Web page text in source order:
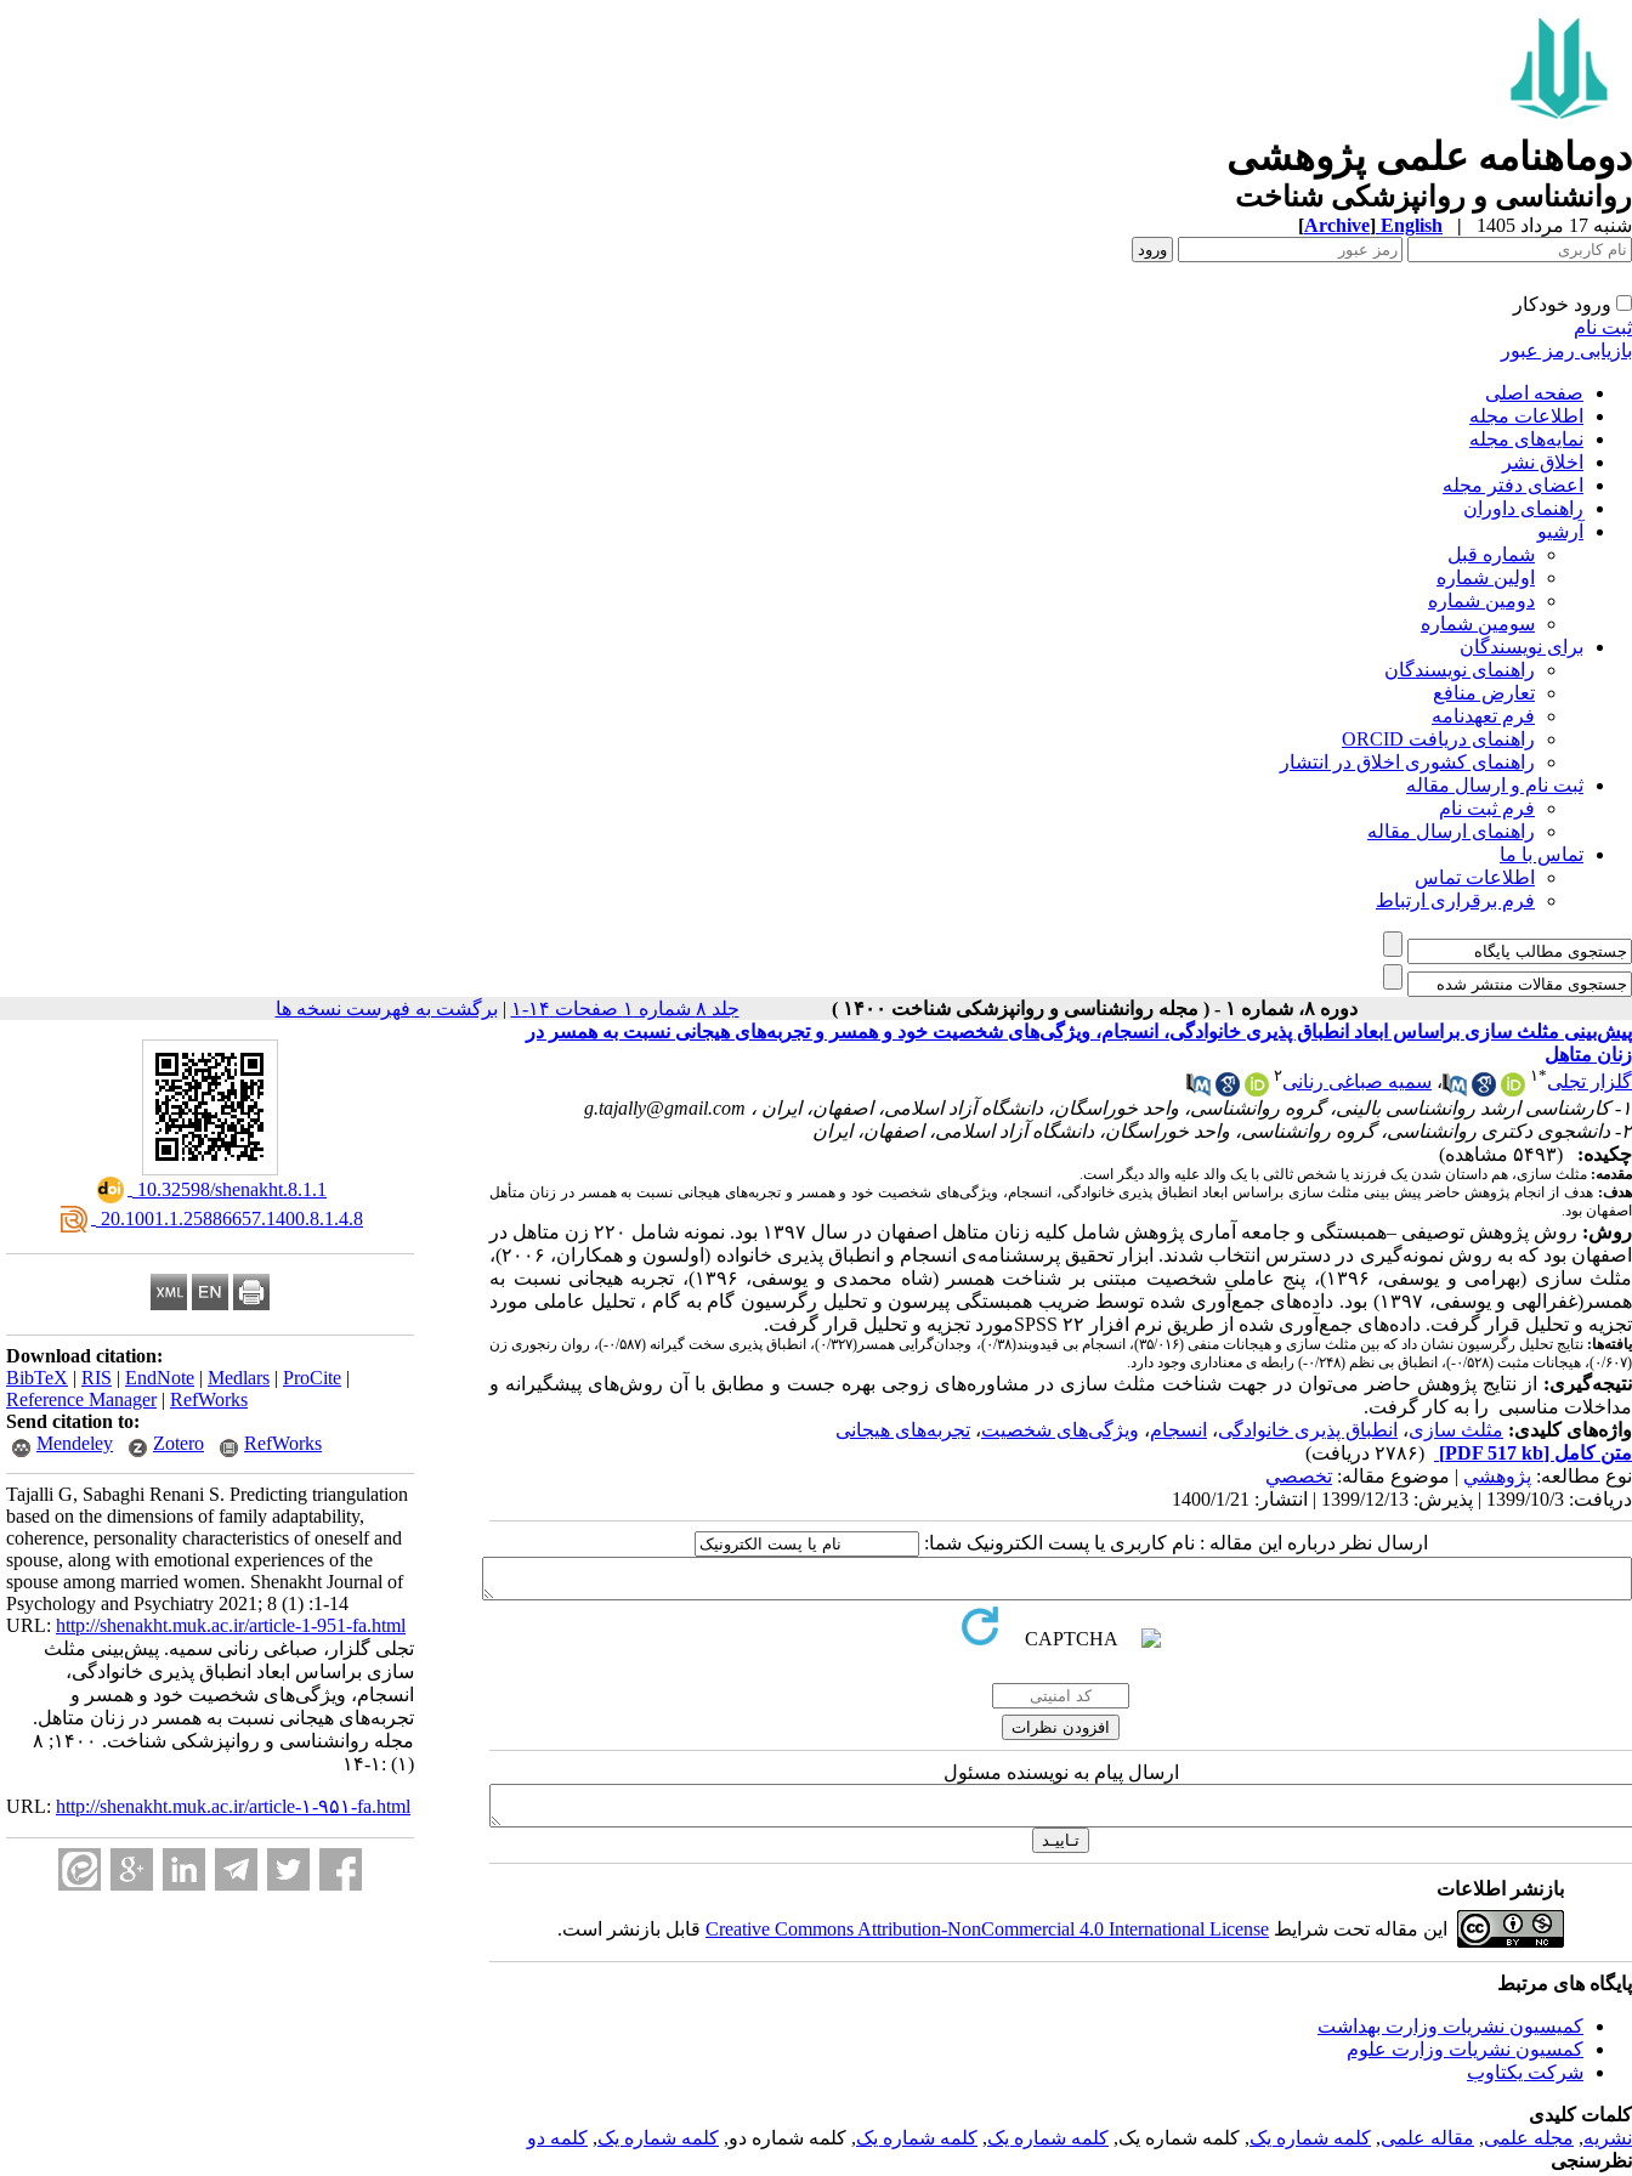
دوماهنامه علمی پژوهشی
روانشناسی و روانپزشکی شناخت
شنبه 17 مرداد 1405 |
English
[Archive]
ورود خودکار
ثبت نام
بازیابی رمز عبور
صفحه اصلی
اطلاعات مجله
نمایه‌های مجله
اخلاق نشر
اعضای دفتر مجله
راهنمای داوران
آرشیو
شماره قبل
اولین شماره
دومین شماره
سومین شماره
برای نویسندگان
راهنمای نویسندگان
تعارض منافع
فرم تعهدنامه
راهنمای دریافت ORCID
راهنمای کشوری اخلاق در انتشار
ثبت نام و ارسال مقاله
فرم ثبت نام
راهنمای ارسال مقاله
تماس با ما
اطلاعات تماس
فرم برقراری ارتباط
دوره ۸، شماره ۱ - ( مجله روانشناسی و روانپزشکی شناخت ۱۴۰۰ ) جلد ۸ شماره ۱ صفحات ۱۴-۱ | برگشت به فهرست نسخه ها
‎ 10.32598/shenakht.8.1.1
‎ 20.1001.1.25886657.1400.8.1.4.8
Download citation:
BibTeX | RIS | EndNote | Medlars | ProCite |
Reference Manager| RefWorks
Send citation to:
Mendeley
Zotero RefWorks
Tajalli G, Sabaghi Renani S. Predicting triangulation
based on the dimensions of family adaptability,
coherence, personality characteristics of oneself and
spouse, along with emotional experiences of the
spouse among married women. Shenakht Journal of
Psychology and Psychiatry 2021; 8 (1) :1-14
URL: http://shenakht.muk.ac.ir/article-1-951-fa.html
تجلی گلزار، صباغی رنانی سمیه. پیش‌بینی مثلث
سازی براساس ابعاد انطباق پذیری خانوادگی،
انسجام، ویژگی‌های شخصیت خود و همسر و
تجربه‌های هیجانی نسبت به همسر در زنان متاهل.
مجله روانشناسی و روانپزشکی شناخت. ۱۴۰۰; ۸
(۱) :۱-۱۴
URL: http://shenakht.muk.ac.ir/article-۱-۹۵۱-fa.html
پیش‌بینی مثلث سازی براساس ابعاد انطباق پذیری خانوادگی، انسجام، ویژگی‌های شخصیت خود و همسر و تجربه‌های هیجانی نسبت به همسر در
زنان متاهل
گلزار تجلی*۱ ، سمیه صباغی رنانی۲
۱- کارشناسی ارشد روانشناسی بالینی، گروه روانشناسی، واحد خوراسگان، دانشگاه آزاد اسلامی، اصفهان، ایران ،
g.tajally@gmail.com
۲- دانشجوی دکتری روانشناسی، گروه روانشناسی، واحد خوراسگان، دانشگاه آزاد اسلامی، اصفهان، ایران
چکیده:
(۵۴۹۳ مشاهده)
مقدمه: مثلث ‌سازی، هم‌ داستان شدن یک فرزند یا شخص ثالثی با یک والد علیه والد دیگر است
هدف: هدف از انجام پژوهش حاضر پیش بینی مثلث سازی براساس ابعاد انطباق پذیری خانوادگی، انسجام، ویژگی‌های شخصیت خود و همسر و تجربه‌های هیجانی نسبت به همسر در زنان متأهل
اصفهان بود
روش:
روش پژوهش توصیفی –همبستگی و جامعه آماری پژوهش شامل کلیه زنان متاهل اصفهان در سال ۱۳۹۷ بود. نمونه شامل ۲۲۰ زن متاهل در
اصفهان بود که به روش نمونه‌
گیری در دسترس انتخاب شدند. ابزار تحقیق پرسشنامه‌ی انسجام و انطباق پذیری خانواده (اولسون و همکاران، ۲۰۰۶)،
مثلث سازی (بهرامی و یوسفی، ۱۳۹۶)، پنج عاملی شخصیت مبتنی بر شناخت همسر (شاه محمدی و یوسفی، ۱۳۹۶)، تجربه هیجانی نسبت به
همسر(غفرالهی و یوسفی، ۱۳۹۷) بود. داده‌های جمع‌آوری شده توسط ضریب همبستگی پیرسون و تحلیل رگرسیون گام به گام ، تحلیل عاملی مورد
تجزیه و تحلیل قرار گرفت. داده‌های جمع‌آوری شده از طریق نرم افزار ۲۲
SPSSمورد تجزیه و تحلیل قرار گرفت.
یافته‌ها:
نتایج تحلیل رگرسیون نشان داد که بین مثلث سازی و هیجانات منفی (۳۵/۰۱۶)، انسجام بی قیدوبند(۰/۳۸)، وجدان‌گرایی همسر(۰/۳۲۷)، انطباق پذیری سخت گیرانه (۰/۵۸۷-)، روان رنجوری زن
(۰/۶۰۷)، هیجانات مثبت (۰/۵۲۸-)، انطباق بی نظم (۰/۲۴۸-) رابطه ی معناداری وجود دارد
نتیجه‌گیری: از نتایج پژوهش حاضر می‌توان در جهت شناخت مثلث سازی در مشاوره‌های زوجی بهره جست و مطابق با آن روش‌های پیشگیرانه و
مداخلات مناسبی را به کار گرفت.
واژه‌های کلیدی: مثلث سازی، انطباق پذیری خانوادگی، انسجام، ویژگی‌های شخصیت، تجربه‌های هیجانی
متن کامل [PDF 517 kb]
(۲۷۸۶ دریافت)
نوع مطالعه: پژوهشي | موضوع مقاله: تخصصي
دریافت: 1399/10/3 | پذیرش: 1399/12/13 | انتشار: 1400/1/21
ارسال نظر درباره این مقاله : نام کاربری یا پست الکترونیک شما:
ارسال پیام به نویسنده مسئول
بازنشر اطلاعات
این مقاله تحت شرایط Creative Commons Attribution-NonCommercial 4.0 International Licenseقابل بازنشر است.
پایگاه های مرتبط
کمیسیون نشریات وزارت بهداشت
کمسیون نشریات وزارت علوم
شرکت یکتاوب
کلمات کلیدی
نشریه, مجله علمی, مقاله علمی, کلمه شماره یک, کلمه شماره یک, کلمه شماره یک, کلمه شماره یک, کلمه شماره دو, کلمه شماره یک, کلمه دو
نظرسنجی